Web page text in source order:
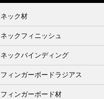
ネック材
ネックフィニッシュ
ネックバインディング
フィンガーボードラジアス
フィンガーボード材